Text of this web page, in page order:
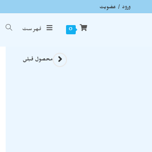
ورود / عضویت
0 فهرست
آویز سنگ یشم نفریت نمونه استثنایی و معدنی A1146
محصول قبلی